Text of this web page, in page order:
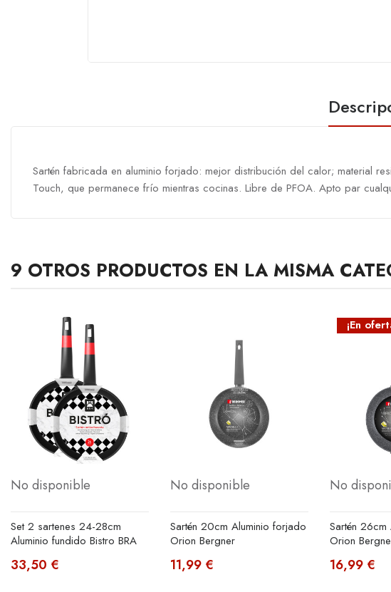
Sartén fabricada en aluminio forjado: mejor distribución del calor; material
Touch, que permanece frío mientras cocinas. Libre de PFOA. Apto par
9 OTROS PRODUCTOS EN LA MISMA
No disponible
Set 2 sartenes 24-28cm
Aluminio fundido Bistro BRA
33,50 €
No disponible
Sartén 20cm Aluminio forjado
Orion Bergner
11,99 €
¡En
No
Sartén
Orion
16,99 €